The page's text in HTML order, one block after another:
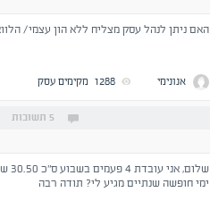
האם ניתן לנהל עסק מצליח ללא הון עצמי/
אנונימי 1288 מקימים עסק
5 תשובות
ימי חופשה שנתיים מגיע לי? תודה רבה